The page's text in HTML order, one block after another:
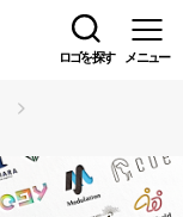
ロゴを探す メニュー